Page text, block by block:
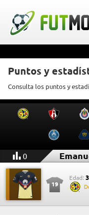
Puntos y
Consulta los puntos y
0
19
Edad: